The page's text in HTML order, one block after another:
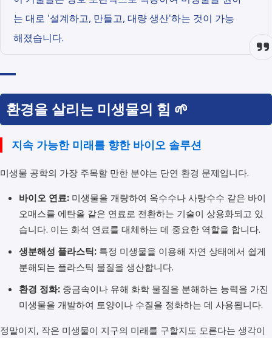
는 대로 '설계하고, 만들고, 대량 생산'하는 것이 가능
해졌습니다.
환경을 살리는 미생물의 힘 🌱
지속 가능한 미래를 향한 바이오 솔루션
미생물 공학의 가장 주목할 만한 분야는 단연 환경 문제입니다.
바이오 연료:미생물을 개량하여 옥수수나 사탕수수 같은 바이
오매스를 에탄올 같은 연료로 전환하는 기술이 상용화되고 있
습니다. 이는 화석 연료를 대체하는 데 중요한 역할을 합니다.
생분해성 플라스틱:특정 미생물을 이용해 자연 상태에서 쉽게
분해되는 플라스틱 물질을 생산합니다.
환경 정화:중금속이나 유해 화학 물질을 분해하는 능력을 가진
미생물을 개발하여 토양이나 수질을 정화하는 데 사용됩니다.
정말이지, 작은 미생물이 지구의 미래를 구할지도 모른다는 생각이